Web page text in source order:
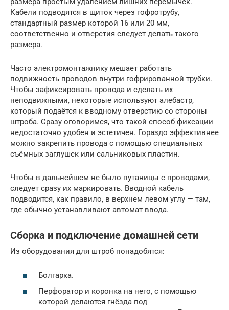
Кабели подводятся в щиток через гофротрубу,
стандартный размер которой 16 или 20 мм,
соответственно и отверстия следует делать такого
размера.
Часто электромонтажнику мешает работать
подвижность проводов внутри гофрированной трубки.
Чтобы зафиксировать провода и сделать их
неподвижными, некоторые используют алебастр,
который подаётся к вводному отверстию со стороны
штроба. Сразу оговоримся, что такой способ фиксации
недостаточно удобен и эстетичен. Гораздо эффективнее
можно закрепить провода с помощью специальных
съёмных заглушек или сальниковых пластин.
Чтобы в дальнейшем не было путаницы с проводами,
следует сразу их маркировать. Вводной кабель
подводится, как правило, в верхнем левом углу — там,
где обычно устанавливают автомат ввода.
Сборка и подключение домашней сети
Из оборудования для штроб понадобятся:
Болгарка.
Перфоратор и коронка на него, с помощью
которой делаются гнёзда под